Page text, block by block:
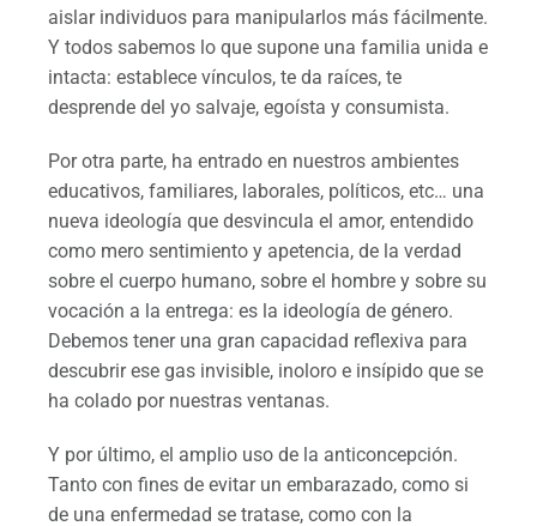
aislar individuos para manipularlos más fácilmente.
Y todos sabemos lo que supone una familia unida e
intacta: establece vínculos, te da raíces, te
desprende del yo salvaje, egoísta y consumista.
Por otra parte, ha entrado en nuestros ambientes
educativos, familiares, laborales, políticos, etc… una
nueva ideología que desvincula el amor, entendido
como mero sentimiento y apetencia, de la verdad
sobre el cuerpo humano, sobre el hombre y sobre su
vocación a la entrega: es la ideología de género.
Debemos tener una gran capacidad reflexiva para
descubrir ese gas invisible, inoloro e insípido que se
ha colado por nuestras ventanas.
Y por último, el amplio uso de la anticoncepción.
Tanto con fines de evitar un embarazado, como si
de una enfermedad se tratase, como con la